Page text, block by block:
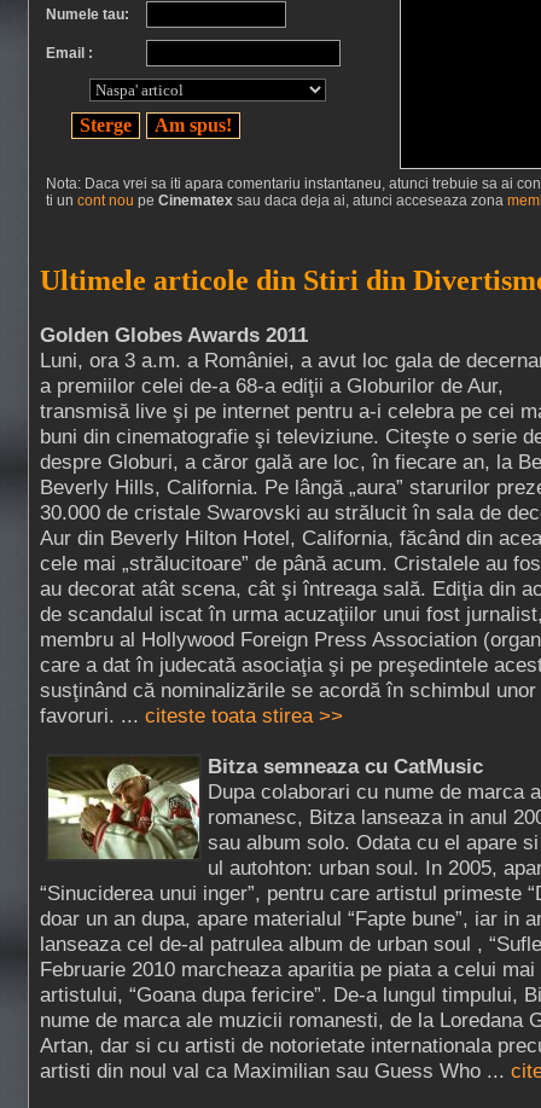
Numele tau:
Email :
Nota: Daca vrei sa iti apara comentariu instantaneu, atunci trebuie sa ai
ti un cont nou pe Cinematex sau daca deja ai, atunci acceseaza zona
Ultimele articole din Stiri din
Golden Globes Awards 2011
Luni, ora 3 a.m. a României, a avut loc gala de
a premiilor celei de-a 68-a ediţii a Globurilor de Aur,
transmisă live şi pe internet pentru a-i celebra pe cei
buni din cinematografie şi televiziune. Citeşte o serie
despre Globuri, a căror gală are loc, în fiecare an, la
Beverly Hills, California. Pe lângă „aura” starurilor
30.000 de cristale Swarovski au strălucit în sala de
Aur din Beverly Hilton Hotel, California, făcând din
cele mai „strălucitoare” de până acum. Cristalele au
au decorat atât scena, cât şi întreaga sală. Ediţia din
de scandalul iscat în urma acuzaţiilor unui fost
membru al Hollywood Foreign Press Association
care a dat în judecată asociaţia şi pe preşedintele
susţinând că nominalizările se acordă în schimbul
favoruri. ... citeste toata stirea >>
Bitza semneaza cu CatMusic
Dupa colaborari cu nume de marca
romanesc, Bitza lanseaza in anul
sau album solo. Odata cu el apare
ul autohton: urban soul. In 2005,
“Sinuciderea unui inger”, pentru care artistul primeste
doar un an dupa, apare materialul “Fapte bune”, iar in
lanseaza cel de-al patrulea album de urban soul ,
Februarie 2010 marcheaza aparitia pe piata a celui
artistului, “Goana dupa fericire”. De-a lungul timpului,
nume de marca ale muzicii romanesti, de la Loredana
Artan, dar si cu artisti de notorietate internationala
artisti din noul val ca Maximilian sau Guess Who ...